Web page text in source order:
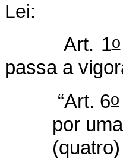
Lei:
Art. 1o
passa a
“Art. 6o
por